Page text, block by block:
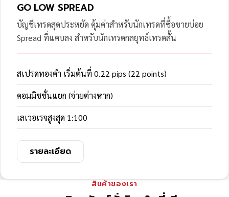
GO LOW SPREAD
บัญชีเทรดสุดประหยัด คุ้มค่าสำหรับนักเทรดที่ซื้อขายบ่อย
Spread ที่แคบลง สำหรับนักเทรดกลยุทธ์เทรดสั้น
สเปรดทองคำ เริ่มต้นที่ 0.22 pips (22 points)
คอมมิชชั่นแยก (จ่ายต่างหาก)
เลเวอเรจสูงสุด 1:100
รายละเอียด
สินค้าของเรา